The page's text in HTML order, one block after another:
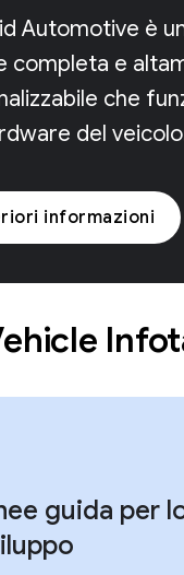
Automotive è
completa e
che
del
informazioni
guida per